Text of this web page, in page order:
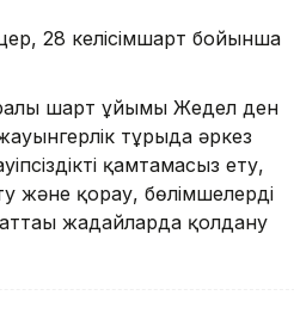
28 келісімшарт бойынша
шарт ұйымы Жедел ден
тұрғыда әркез
қамтамасыз ету,
және қорғау, бөлімшелерді
жағдайларда қолдану